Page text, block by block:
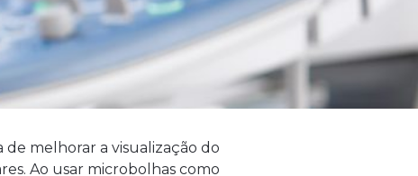
melhorar a visualização do
Ao usar microbolhas como